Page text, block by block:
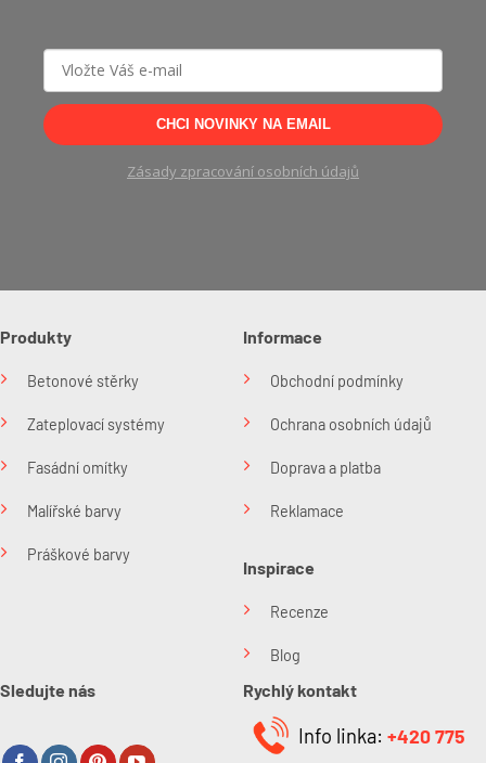
CHCI NOVINKY NA EMAIL
Zásady zpracování osobních údajů
Produkty
Betonové stěrky
Zateplovací systémy
Fasádní omítky
Malířské barvy
Práškové barvy
Informace
Obchodní podmínky
Ochrana osobních údajů
Doprava a platba
Reklamace
Inspirace
Recenze
Blog
Sledujte nás Rychlý kontakt
Info linka: +420 775